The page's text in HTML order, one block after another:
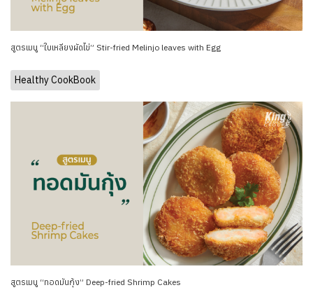
สูตรเมนู “ใบเหลียงผัดไข่” Stir-fried Melinjo leaves with Egg
Healthy CookBook
สูตรเมนู “ทอดมันกุ้ง” Deep-fried Shrimp Cakes